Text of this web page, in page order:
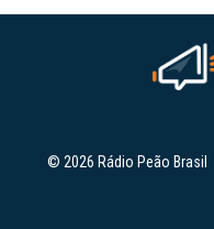
© 2026 Rádio Peão Brasil